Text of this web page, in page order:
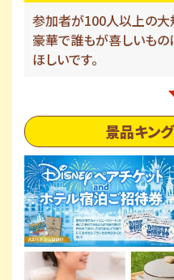
参加者が100人以上の大
豪華で誰もが喜しいも
ほしいです。
景品キン